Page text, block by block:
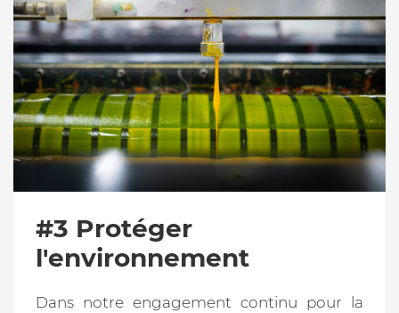
#3 Protéger
l'environnement
Dans notre engagement continu pour la